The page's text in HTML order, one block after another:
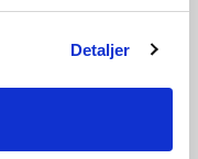
Detaljer